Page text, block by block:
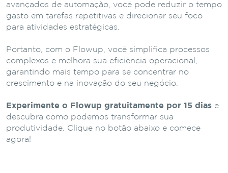
avançados de automação, você pode reduzir o tempo
gasto em tarefas repetitivas e direcionar seu foco
para atividades estratégicas.
Portanto, com o Flowup, você simplifica processos
complexos e melhora sua eficiência operacional,
garantindo mais tempo para se concentrar no
crescimento e na inovação do seu negócio.
Experimente o Flowup gratuitamente por 15 dias e
descubra como podemos transformar sua
produtividade. Clique no botão abaixo e comece
agora!